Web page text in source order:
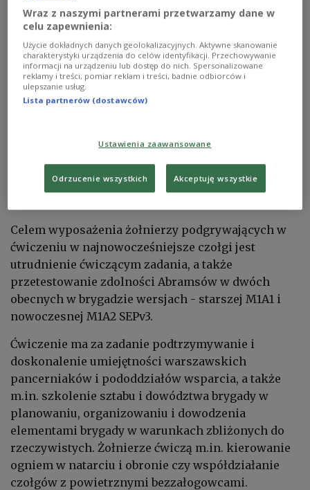
warmińsko-mazurskie); potrwa do końca tygodnia.
Kapitan Piotrowski przekazał, że podczas
tegorocznej edycji „Lamparta” głównymi
ćwiczącymi są 1. batalion czołgów oraz batalion
zmechanizowanego wchodzącego w skład brygady,
a także m.in. 2. batalionu czołgów, uzbrojonego w
najnowocześniejsze w polskim wojsku czołgi
Celem wyposażenia żołnierzy podgrywających w
ćwiczeniu w najnowocześniejsze czołgi jest
utrudnienie ćwiczącym zadania, a także
przetestowanie zdolności Abramsów w dwóch
obecnych w brygadzie wersjach - starszej M1A1 i
nowoczesnej M1A2 SEPv3.
Ćwiczenie ma za zadanie podtrzymywanie i
doskonalenie umiejętności warszawskich
pancerniaków i pododdziałów wsparcia, a także
m.in. szkolenie sztabu i dowództwa brygady w
planowaniu, organizowaniu i dowodzenia
elementami brygady w warunkach zbliżonych do
rzeczywistych. Żołnierze ćwiczą m.in. kierowanie
ogniem w natarciu i obronie czy współdziałanie
czołgów z powietrznymi bezzałogowcami.
Wraz z naszymi partnerami przetwarzamy dane w
celu zapewnienia:
Użycie dokładnych danych geolokalizacyjnych. Aktywne skanowanie
charakterystyki urządzenia do celów identyfikacji. Przechowywanie
informacji na urządzeniu lub dostęp do nich. Spersonalizowane
reklamy i treści, pomiar reklam i treści, badnie odbiorców i
ulepszanie usług.
Lista partnerów (dostawców)
Ustawienia zaawansowane
Odrzucenie wszystkich Akceptuję wszystkie